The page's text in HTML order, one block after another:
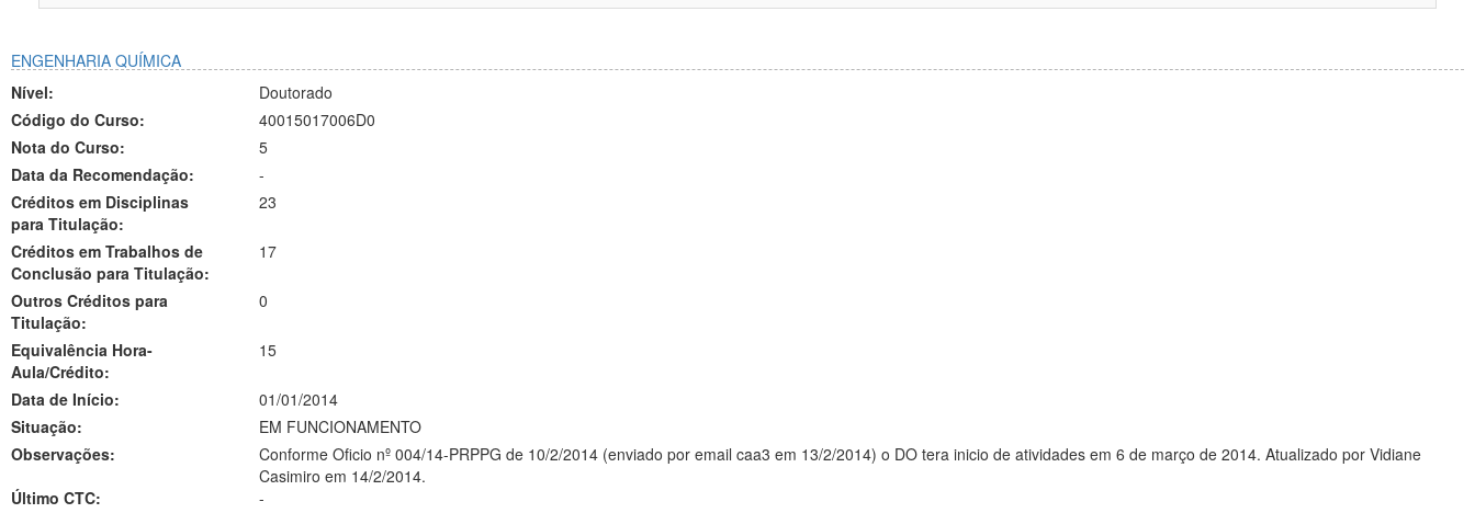
ENGENHARIA QUÍMICA
Nível:
Doutorado
Código do Curso:
40015017006D0
Nota do Curso:
5
Data da Recomendação:
-
Créditos em Disciplinas
para Titulação:
23
Créditos em Trabalhos de
Conclusão para Titulação:
17
Outros Créditos para
Titulação:
0
Equivalência Hora-
Aula/Crédito:
15
Data de Início:
01/01/2014
Situação:
EM FUNCIONAMENTO
Observações:
Conforme Oficio nº 004/14-PRPPG de 10/2/2014 (enviado por email caa3 em 13/2/2014) o DO tera inicio de atividades em 6 de março de 2014. Atualizado por Vidiane
Casimiro em 14/2/2014.
Último CTC:
-